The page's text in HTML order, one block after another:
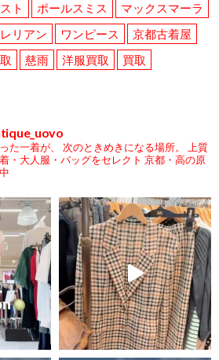
ト ポールスミス
マックスマーラ
レリアン ワンピース
京都古着屋
慈雨 洋服買取
買取
た一着が、 次のときめきになる場所。
上質
・大人服・バッグをセレクト 京都・高の原